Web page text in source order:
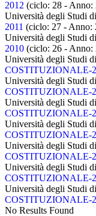
2012 (ciclo: 28 - Anno:
Università degli Studi
2011 (ciclo: 27 - Anno:
Università degli Studi
2010 (ciclo: 26 - Anno:
Università degli Studi
COSTITUZIONALE-
Università degli Studi
COSTITUZIONALE-
Università degli Studi
COSTITUZIONALE-
Università degli Studi
COSTITUZIONALE-
Università degli Studi
COSTITUZIONALE-
Università degli Studi
COSTITUZIONALE-
Università degli Studi
COSTITUZIONALE-
No Results Found